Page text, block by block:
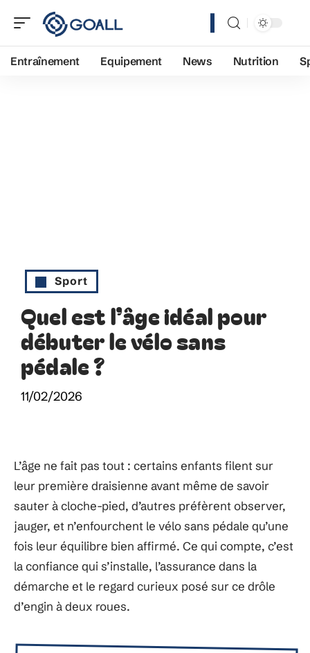
Entraînement Equipement News Nutrition
Sport
Quel est l’âge idéal pour
débuter le vélo sans
pédale ?
11/02/2026
L’âge ne fait pas tout : certains enfants filent sur
leur première draisienne avant même de savoir
sauter à cloche-pied, d’autres préfèrent observer,
jauger, et n’enfourchent le vélo sans pédale qu’une
fois leur équilibre bien affirmé. Ce qui compte, c’est
la confiance qui s’installe, l’assurance dans la
démarche et le regard curieux posé sur ce drôle
d’engin à deux roues.